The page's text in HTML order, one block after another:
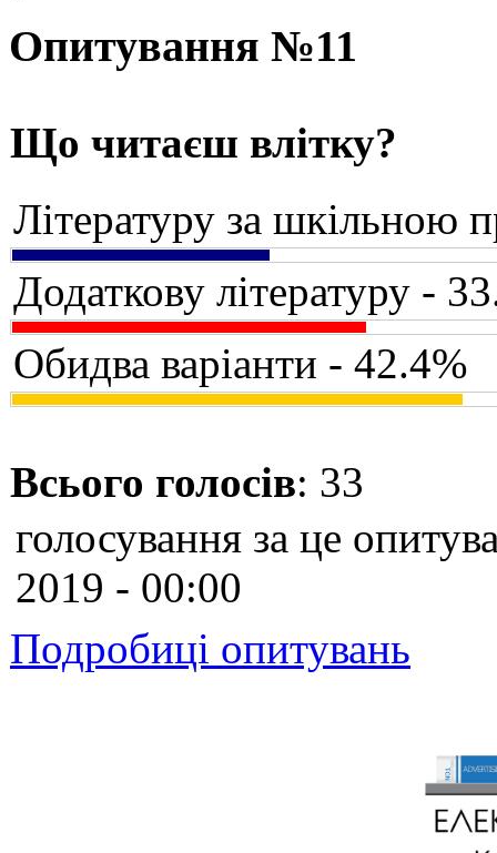
Опитування №11
Що читаєш влітку?
Літературу за шкільною
Додаткову літературу -
Обидва варіанти - 42.4%
Всього голосів: 33
голосування за це
2019 - 00:00
Подробиці опитувань